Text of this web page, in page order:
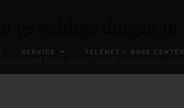
SERVICE TELENET / BASE CENTER